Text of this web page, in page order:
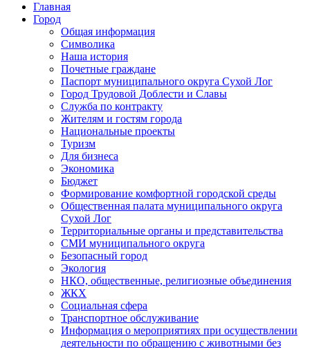
Главная
Город
Общая информация
Символика
Наша история
Почетные граждане
Паспорт муниципального округа Сухой Лог
Город Трудовой Доблести и Славы
Служба по контракту
Жителям и гостям города
Национальные проекты
Туризм
Для бизнеса
Экономика
Бюджет
Формирование комфортной городской среды
Общественная палата муниципального округа
Сухой Лог
Территориальные органы и представительства
СМИ муниципального округа
Безопасный город
Экология
НКО, общественные, религиозные объединения
ЖКХ
Социальная сфера
Транспортное обслуживание
Информация о мероприятиях при осуществлении
деятельности по обращению с животными без